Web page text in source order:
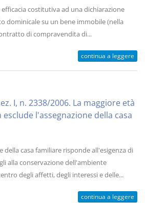
costitutiva ad una dichiarazione
dominicale su un bene immobile (nella
di compravendita di...
continua a leggere
I, n. 2338/2006. La maggiore età
esclude l'assegnazione della casa
della casa familiare risponde all'esigenza di
alla conservazione dell'ambiente
degli affetti, degli interessi e delle...
continua a leggere